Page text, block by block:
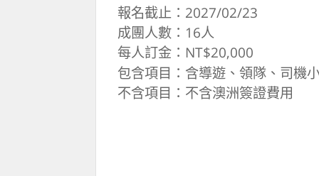
報名截止：2027/02/23
成團人數：16人
每人訂金：NT$20,000
包含項目：含導遊、領隊、司機
不含項目：不含澳洲簽證費用